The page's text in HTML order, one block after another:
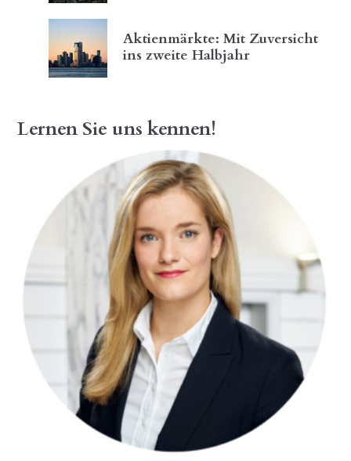
Aktienmärkte: Mit Zuversicht
ins zweite Halbjahr
Lernen Sie uns kennen!